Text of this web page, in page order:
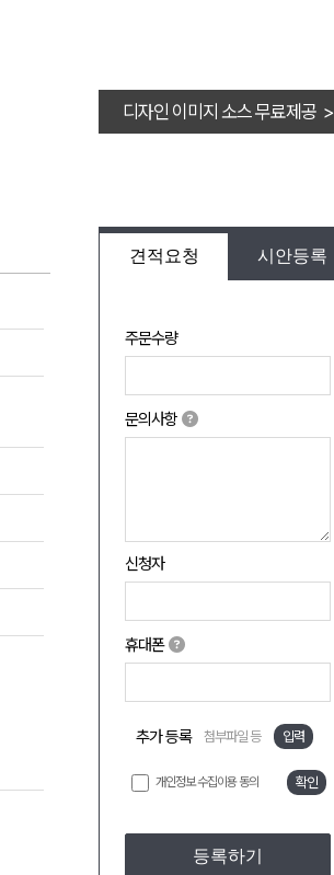
디자인 이미지 소스 무료제공 >
견적요청 시안등록
주문수량
문의사항
신청자
휴대폰
추가 등록 첨부파일 등 입력
개인정보 수집이용 동의 확인
등록하기